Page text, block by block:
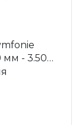
мм - 3.50